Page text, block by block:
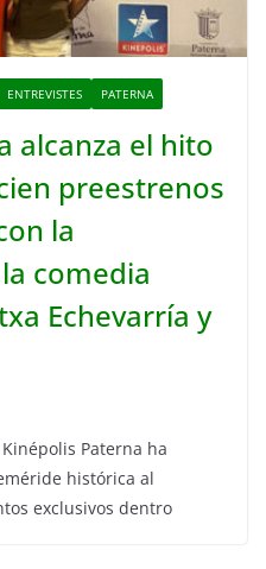
ENTREVISTES PATERNA
alcanza el hito
preestrenos
la
comedia
Echevarría y
Paterna ha
histórica al
exclusivos dentro